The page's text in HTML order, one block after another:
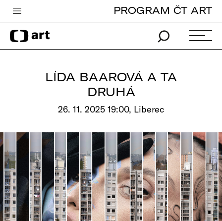
Česká televize
Zpravodajství
Vše o ČT
PROGRAM ČT ART
LÍDA BAAROVÁ A TA
DRUHÁ
26. 11. 2025 19:00, Liberec